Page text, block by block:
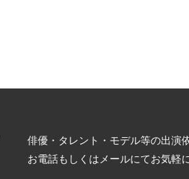
俳優・タレント・モデル等の出演
お電話もしくはメールにてお気軽